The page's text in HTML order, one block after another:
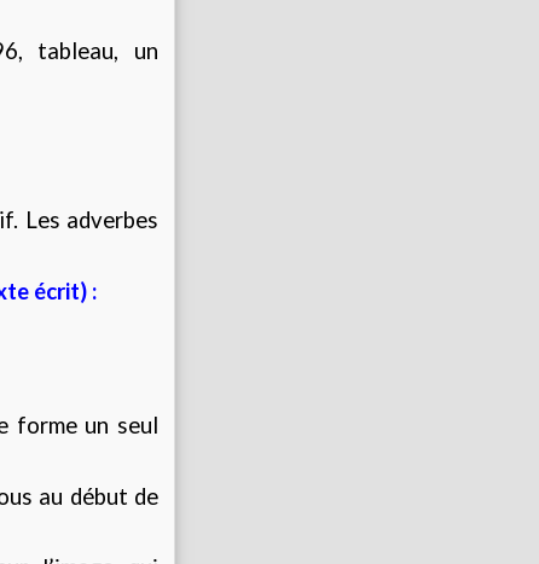
tableau, un
Les adverbes
écrit) :
forme un seul
au début de